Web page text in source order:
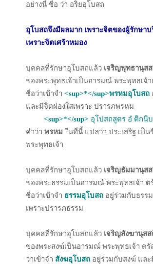
อย่างนี้ ชื่อ ว่า อริยอุโบสถ
อุโบสถจึงมีผลมาก เพราะจิตของผู้รักษา
เพราะจิตเศร้าหมอง
บุคคลที่รักษาอุโบสถแล้ว เจริญพุทธานุส
ของพระพุทธเจ้าเป็นอารมณ์ พระพุทธเจ้
ชื่อว่าเข้าจำ<sup>*</sup>พรหมอุโบสถ
และมีจิตผ่องใสเพราะ ปรารภพรหม
<sup>*</sup> อุโปสถสูตร อํ ติกนิ
คำว่าพรหม ในที่นี้ แปลว่า ประเสริฐ เป็น
พระพุทธเจ้า
บุคคลที่รักษาอุโบสถแล้ว เจริญธัมมานุส
ของพระธรรมเป็นอารมณ์ พระพุทธเจ้า
ชื่อว่าเข้าจำ ธรรมอุโบสถ อยู่ร่วมกับธรร
เพราะปรารภธรรม
บุคคลที่รักษาอุโบสถแล้ว เจริญสังฆานุส
ของพระสงฆ์เป็นอารมณ์ พระพุทธเจ้า ต
ว่าเข้าจำ สังฆอุโบสถ อยู่ร่วมกับสงฆ์ และ